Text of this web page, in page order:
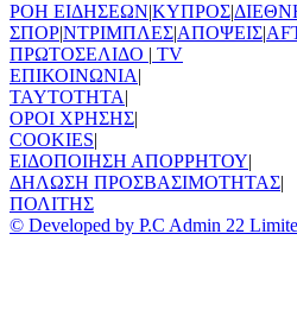
ΡΟΗ ΕΙΔΗΣΕΩΝ|ΚΥΠΡΟΣ|
ΣΠΟΡ|ΝΤΡΙΜΠΛΕΣ|ΑΠΟΨΕΙΣ|
ΠΡΩΤΟΣΕΛΙΔΟ | TV
ΕΠΙΚΟΙΝΩΝΙΑ|
TAYTOTHTA|
ΟΡΟΙ ΧΡΗΣΗΣ|
COOKIES|
ΕΙΔΟΠΟΙΗΣΗ ΑΠΟΡΡΗΤΟΥ|
ΔΗΛΩΣΗ ΠΡΟΣΒΑΣΙΜΟΤΗΤΑΣ|
ΠΟΛΙΤΗΣ
© Developed by P.C Admin 22